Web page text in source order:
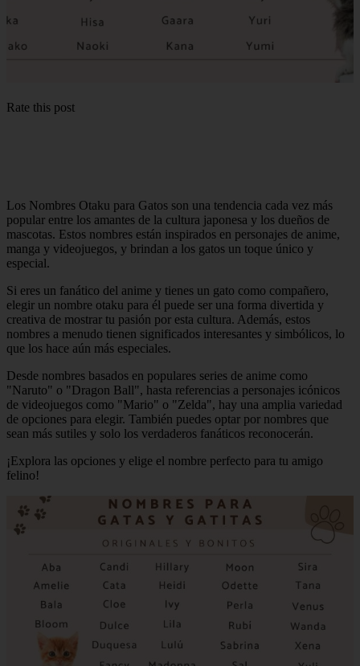
Rate this post
Los Nombres Otaku para Gatos son una tendencia cada vez más
popular entre los amantes de la cultura japonesa y los dueños de
mascotas. Estos nombres están inspirados en personajes de anime,
manga y videojuegos, y brindan a los gatos un toque único y
especial.
Si eres un fanático del anime y tienes un gato como compañero,
elegir un nombre otaku para él puede ser una forma divertida y
creativa de mostrar tu pasión por esta cultura. Además, estos
nombres a menudo tienen significados interesantes y simbólicos, lo
que los hace aún más especiales.
Desde nombres basados en populares series de anime como
"Naruto" o "Dragon Ball", hasta referencias a personajes icónicos
de videojuegos como "Mario" o "Zelda", hay una amplia variedad
de opciones para elegir. También puedes optar por nombres que
sean más sutiles y solo los verdaderos fanáticos reconocerán.
¡Explora las opciones y elige el nombre perfecto para tu amigo
felino!